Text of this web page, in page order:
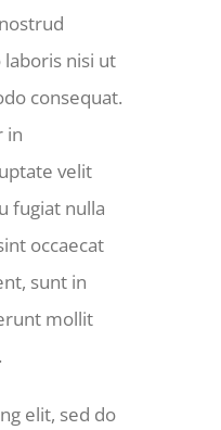
nisi ut
consequat.
in
velit
fugiat nulla
occaecat
sunt in
mollit
elit, sed do